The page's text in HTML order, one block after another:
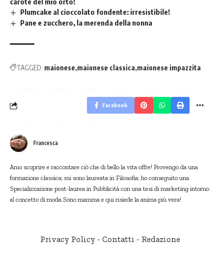
Plumcake al cioccolato fondente: irresistibile!
Pane e zucchero, la merenda della nonna
TAGGED: maionese maionese classica maionese impazzita
Facebook
Francesca
Amo scoprire e raccontare ciò che di bello la vita offre! Provengo da una
formazione classica; mi sono laureata in Filosofia; ho conseguito una
Specializzazione post-laurea in Pubblicità con una tesi di marketing intorno
al concetto di moda.Sono mamma e qui risiede la anima più vera!
Privacy Policy - Contatti - Redazione